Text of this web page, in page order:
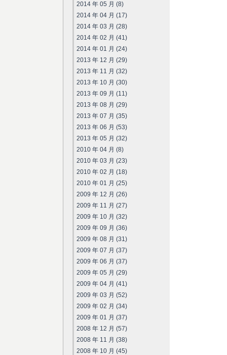
2014 年 05 月 (8)
2014 年 04 月 (17)
2014 年 03 月 (28)
2014 年 02 月 (41)
2014 年 01 月 (24)
2013 年 12 月 (29)
2013 年 11 月 (32)
2013 年 10 月 (30)
2013 年 09 月 (11)
2013 年 08 月 (29)
2013 年 07 月 (35)
2013 年 06 月 (53)
2013 年 05 月 (32)
2010 年 04 月 (8)
2010 年 03 月 (23)
2010 年 02 月 (18)
2010 年 01 月 (25)
2009 年 12 月 (26)
2009 年 11 月 (27)
2009 年 10 月 (32)
2009 年 09 月 (36)
2009 年 08 月 (31)
2009 年 07 月 (37)
2009 年 06 月 (37)
2009 年 05 月 (29)
2009 年 04 月 (41)
2009 年 03 月 (52)
2009 年 02 月 (34)
2009 年 01 月 (37)
2008 年 12 月 (57)
2008 年 11 月 (38)
2008 年 10 月 (45)